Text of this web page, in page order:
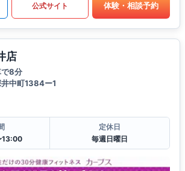
公式サイト 体験・相談予約
店
で8分
中町1384ー1
13:00
定休日
毎週日曜日